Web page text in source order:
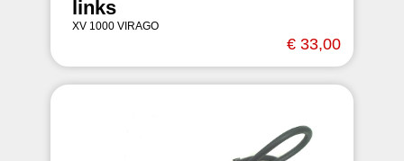
links
XV 1000 VIRAGO
€ 33,00